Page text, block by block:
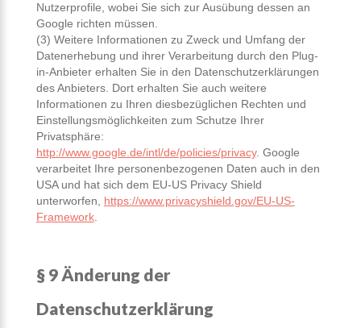
Nutzerprofile, wobei Sie sich zur Ausübung dessen an
Google richten müssen.
(3) Weitere Informationen zu Zweck und Umfang der
Datenerhebung und ihrer Verarbeitung durch den Plug-
in-Anbieter erhalten Sie in den Datenschutzerklärungen
des Anbieters. Dort erhalten Sie auch weitere
Informationen zu Ihren diesbezüglichen Rechten und
Einstellungsmöglichkeiten zum Schutze Ihrer
Privatsphäre:
http://www.google.de/intl/de/policies/privacy. Google
verarbeitet Ihre personenbezogenen Daten auch in den
USA und hat sich dem EU-US Privacy Shield
unterworfen, https://www.privacyshield.gov/EU-US-
Framework.
§ 9 Änderung der
Datenschutzerklärung